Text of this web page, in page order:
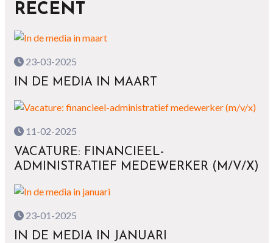
RECENT
23-03-2025
IN DE MEDIA IN MAART
11-02-2025
VACATURE: FINANCIEEL-
ADMINISTRATIEF MEDEWERKER (M/V/X)
23-01-2025
IN DE MEDIA IN JANUARI